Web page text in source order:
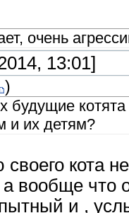
очень
13:01]
)
будущие
и их детям?
своего
вообще что
и ,